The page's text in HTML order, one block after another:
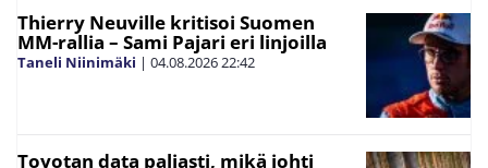
Thierry Neuville kritisoi Suomen
MM-rallia – Sami Pajari eri linjoilla
Taneli Niinimäki | 04.08.202622:42
Toyotan data paljasti, mikä johti